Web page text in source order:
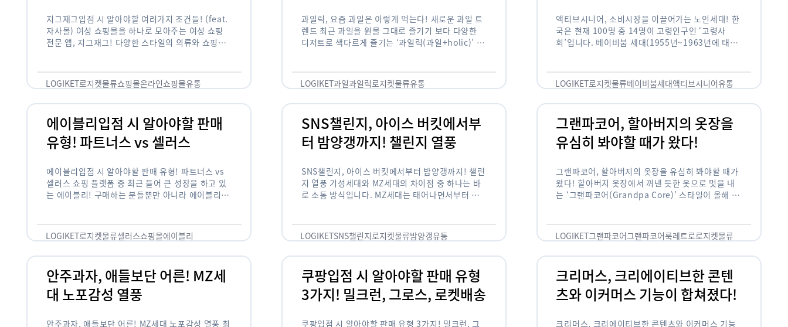
지그재그입점 시 알아야할 여러가지 조건들! (feat.
자사몰) 여성 쇼핑몰을 하나로 모아주는 여성 쇼핑
전문 앱, 지그재그! 다양한 스타일의 의류와 쇼핑몰
LOGIKET로지켓물류쇼핑몰온라인쇼핑몰유통
과일릭, 요즘 과일은 이렇게 먹는다! 새로운 과일 트
렌드 최근 과일을 원물 그대로 즐기기 보다 다양한
디저트로 색다르게 즐기는 ‘과일릭(과일+holic)’ 트
…
LOGIKET과일과일릭로지켓물류유통
액티브시니어, 소비시장을 이끌어가는 노인세대! 한
국은 현재 100명 중 14명이 고령인구인 ‘고령사
회’입니다. 베이비붐 세대(1955년~1963년에 태어
오고 있습니다. 하지만 사회가 늙어가는 …
LOGIKET로지켓물류베이비붐세대액티브시니어유통
에이블리입점 시 알아야할 판매
유형! 파트너스 vs 셀러스
에이블리입점 시 알아야할 판매 유형! 파트너스 vs
셀러스 쇼핑 플랫폼 중 최근 들어 큰 성장을 하고 있
는 에이블리! 구매하는 분들뿐만 아니라 에이블리에
LOGIKET로지켓물류셀러스쇼핑몰에이블리
SNS챌린지, 아이스 버킷에서부
터 밤양갱까지! 챌린지 열풍
SNS챌린지, 아이스 버킷에서부터 밤양갱까지! 챌린
지 열풍 기성세대와 MZ세대의 차이점 중 하나는 바
로 소통 방식입니다. MZ세대는 태어나면서부터 디
도 능숙한 …
LOGIKETSNS챌린지로지켓물류밤양갱유통
그랜파코어, 할아버지의 옷장을
유심히 봐야할 때가 왔다!
그랜파코어, 할아버지의 옷장을 유심히 봐야할 때가
왔다! 할아버지 옷장에서 꺼낸 듯한 옷으로 멋을 내
는 ‘그랜파코어(Grandpa Core)’ 스타일이 올해 패
을 …
LOGIKET그랜파코어그랜파코어룩레트로로지켓물류
안주과자, 애들보단 어른! MZ세
대 노포감성 열풍
안주과자, 애들보단 어른! MZ세대 노포감성 열풍 최
쿠팡입점 시 알아야할 판매 유형
3가지! 밀크런, 그로스, 로켓배송
쿠팡입점 시 알아야할 판매 유형 3가지! 밀크런, 그
크리머스, 크리에이티브한 콘텐
츠와 이커머스 기능이 합쳐졌다!
크리머스, 크리에이티브한 콘텐츠와 이커머스 기능